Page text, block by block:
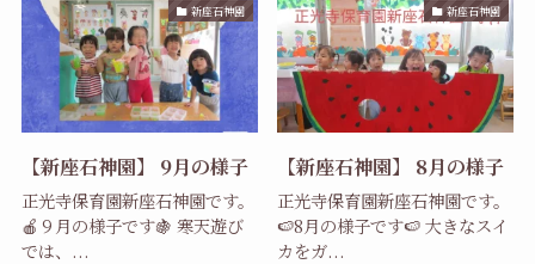
新座石神園
【新座石神園】 9月の様子
正光寺保育園新座石神園です。
🍎９月の様子です🍇 寒天遊び
では、...
新座石神園
【新座石神園】 8月の様子
正光寺保育園新座石神園です。
🍉8月の様子です🍉 大きなスイ
カをガ...